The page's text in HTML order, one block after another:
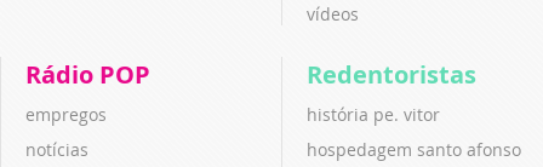
vídeos
Rádio POP
empregos
notícias
Redentoristas
história pe. vitor
hospedagem santo afonso